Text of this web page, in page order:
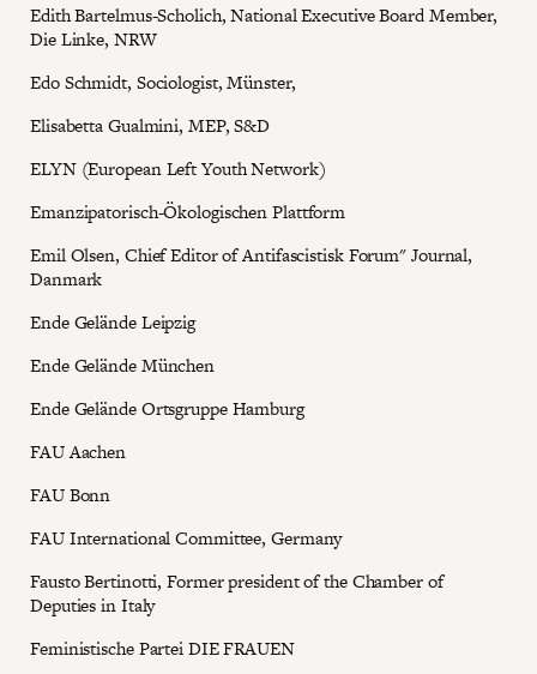
Edith Bartelmus-Scholich, National Executive Board Member,
Die Linke, NRW
Edo Schmidt, Sociologist, Münster,
Elisabetta Gualmini, MEP, S&D
ELYN (European Left Youth Network)
Emanzipatorisch-Ökologischen Plattform
Emil Olsen, Chief Editor of Antifascistisk Forum" Journal,
Danmark
Ende Gelände Leipzig
Ende Gelände München
Ende Gelände Ortsgruppe Hamburg
FAU Aachen
FAU Bonn
FAU International Committee, Germany
Fausto Bertinotti, Former president of the Chamber of
Deputies in Italy
Feministische Partei DIE FRAUEN